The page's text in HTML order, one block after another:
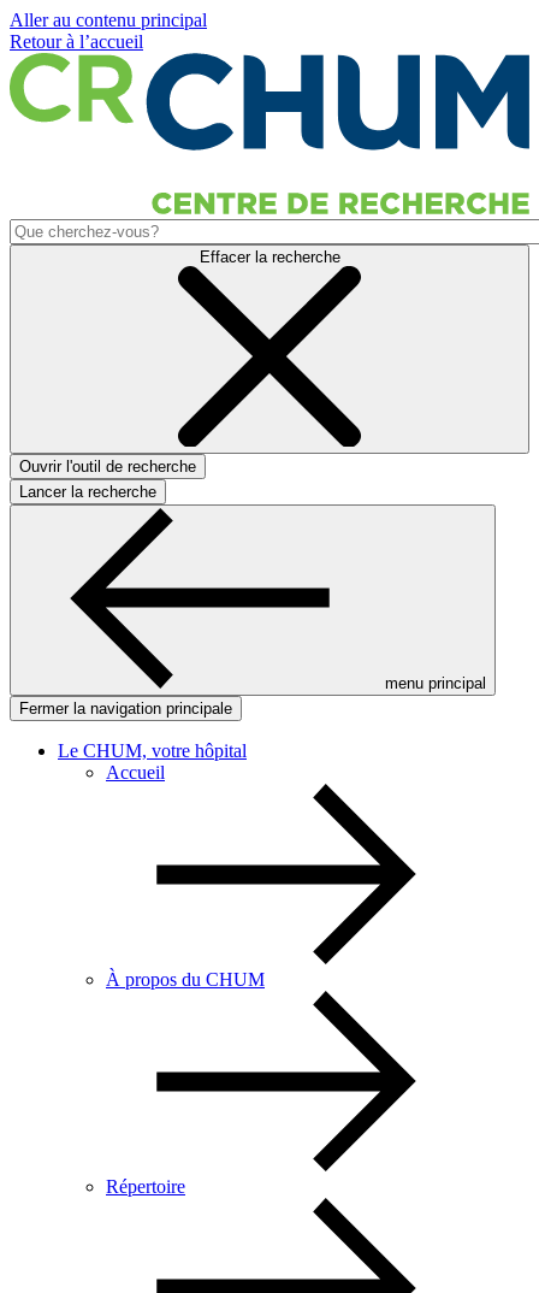
Aller au contenu principal
Retour à l’accueil
Effacer la recherche
Ouvrir l'outil de recherche
Lancer la recherche
menu principal
Fermer la navigation principale
Le CHUM, votre hôpital
Accueil
À propos du CHUM
Répertoire